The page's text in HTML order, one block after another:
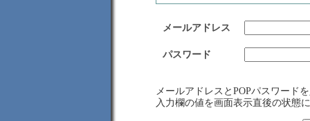
メールアドレス
パスワード
メールアドレスとPOPパスワード
入力欄の値を画面表示直後の状態